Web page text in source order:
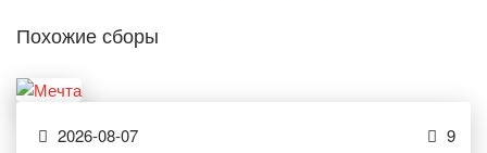
Похожие сборы
2026-08-07 9